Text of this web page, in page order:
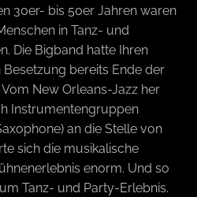
30er- bis 50er Jahren waren
in Tanz- und
Die Bigband hatte Ihren
bereits Ende der
New Orleans-Jazz her
Instrumentengruppen
an die Stelle von
sich die musikalische
enorm. Und so
Tanz- und Party-Erlebnis.